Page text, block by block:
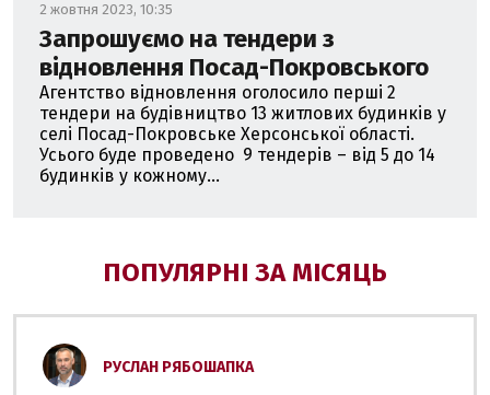
2 жовтня 2023, 10:35
Запрошуємо на тендери з
відновлення Посад-Покровського
Агентство відновлення оголосило перші 2
тендери на будівництво 13 житлових будинків у
селі Посад-Покровське Херсонської області.
Усього буде проведено 9 тендерів – від 5 до 14
будинків у кожному...
ПОПУЛЯРНІ ЗА МІСЯЦЬ
РУСЛАН РЯБОШАПКА